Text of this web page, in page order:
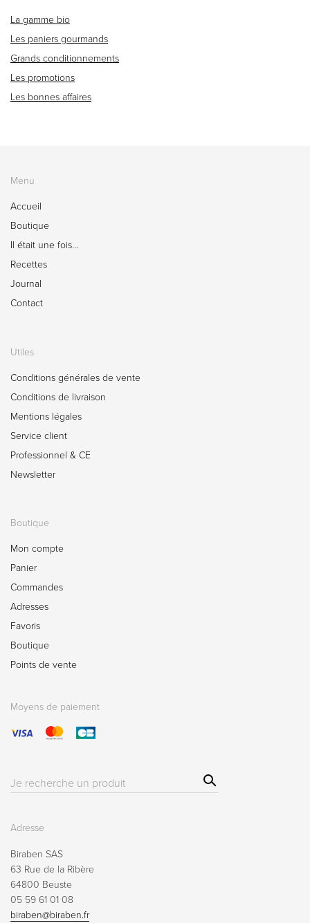
La gamme bio
Les paniers gourmands
Grands conditionnements
Les promotions
Les bonnes affaires
Menu
Accueil
Boutique
Il était une fois…
Recettes
Journal
Contact
Utiles
Conditions générales de vente
Conditions de livraison
Mentions légales
Service client
Professionnel & CE
Newsletter
Boutique
Mon compte
Panier
Commandes
Adresses
Favoris
Boutique
Points de vente
Moyens de paiement
Résultat(s)
Sear
ch
Adresse
Biraben SAS
63 Rue de la Ribère
64800 Beuste
05 59 61 01 08
biraben@biraben.fr